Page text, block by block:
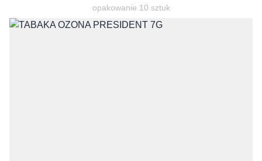
opakowanie 10 sztuk